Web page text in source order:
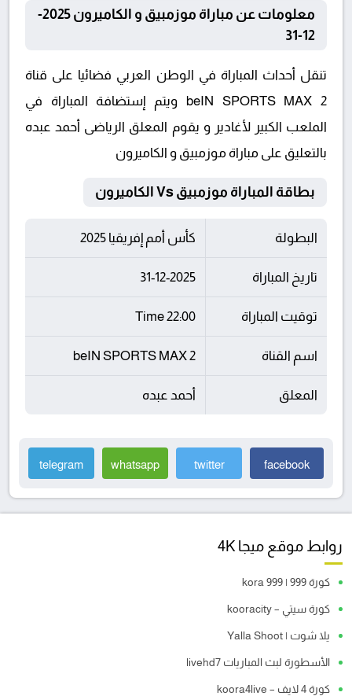
معلومات عن مباراة موزمبيق و الكاميرون 2025-
12-31
تنقل أحداث المباراة في الوطن العربي فضائيا على قناة
beIN SPORTS MAX 2 ويتم إستضافة المباراة في
الملعب الكبير لأغادير و يقوم المعلق الرياضى أحمد عبده
بالتعليق على مباراة موزمبيق و الكاميرون
بطاقة المباراة موزمبيق Vs الكاميرون
البطولة كأس أمم إفريقيا 2025
تاريخ المباراة 31-12-2025
توقيت المباراة 22:00 Time
اسم القناة beIN SPORTS MAX 2
المعلق أحمد عبده
facebook
twitter
whatsapp
telegram
روابط موقع ميجا 4K
كورة 999 | kora 999
كورة سيتي – kooracity
يلا شوت | Yalla Shoot
الأسطورة لبث المباريات livehd7
كورة 4 لايف – koora4live